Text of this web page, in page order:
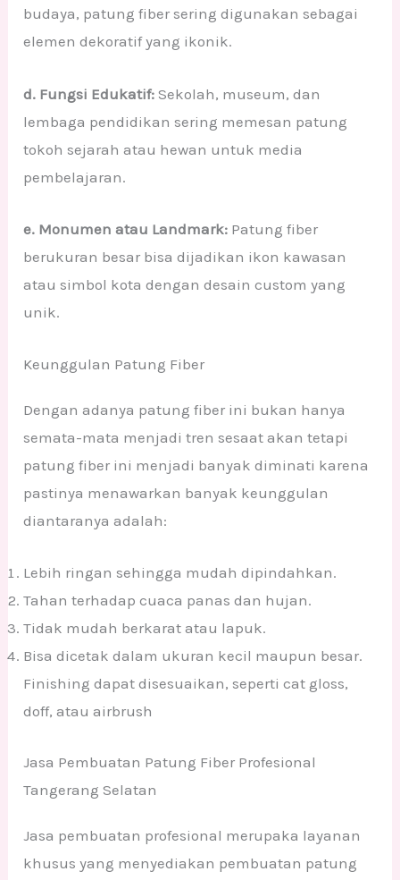
budaya, patung fiber sering digunakan sebagai
elemen dekoratif yang ikonik.
d. Fungsi Edukatif: Sekolah, museum, dan
lembaga pendidikan sering memesan patung
tokoh sejarah atau hewan untuk media
pembelajaran.
e. Monumen atau Landmark: Patung fiber
berukuran besar bisa dijadikan ikon kawasan
atau simbol kota dengan desain custom yang
unik.
Keunggulan Patung Fiber
Dengan adanya patung fiber ini bukan hanya
semata-mata menjadi tren sesaat akan tetapi
patung fiber ini menjadi banyak diminati karena
pastinya menawarkan banyak keunggulan
diantaranya adalah:
Lebih ringan sehingga mudah dipindahkan.
Tahan terhadap cuaca panas dan hujan.
Tidak mudah berkarat atau lapuk.
Bisa dicetak dalam ukuran kecil maupun besar.
Finishing dapat disesuaikan, seperti cat gloss,
doff, atau airbrush
Jasa Pembuatan Patung Fiber Profesional
Tangerang Selatan
Jasa pembuatan profesional merupaka layanan
khusus yang menyediakan pembuatan patung